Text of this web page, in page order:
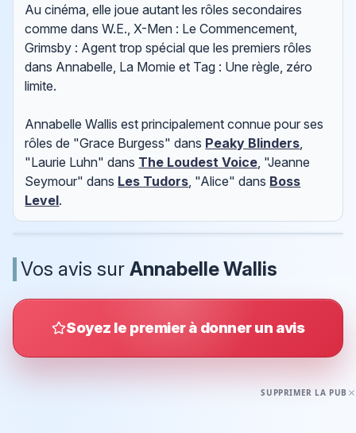
Au cinéma, elle joue autant les rôles secondaires
comme dans W.E., X-Men : Le Commencement,
Grimsby : Agent trop spécial que les premiers rôles
dans Annabelle, La Momie et Tag : Une règle, zéro
limite.
Annabelle Wallis est principalement connue pour ses
rôles de "Grace Burgess" dans Peaky Blinders,
"Laurie Luhn" dans The Loudest Voice, "Jeanne
Seymour" dans Les Tudors, "Alice" dans Boss
Level.
Vos avis sur Annabelle Wallis
Soyez le premier à donner un avis
SUPPRIMER LA PUB